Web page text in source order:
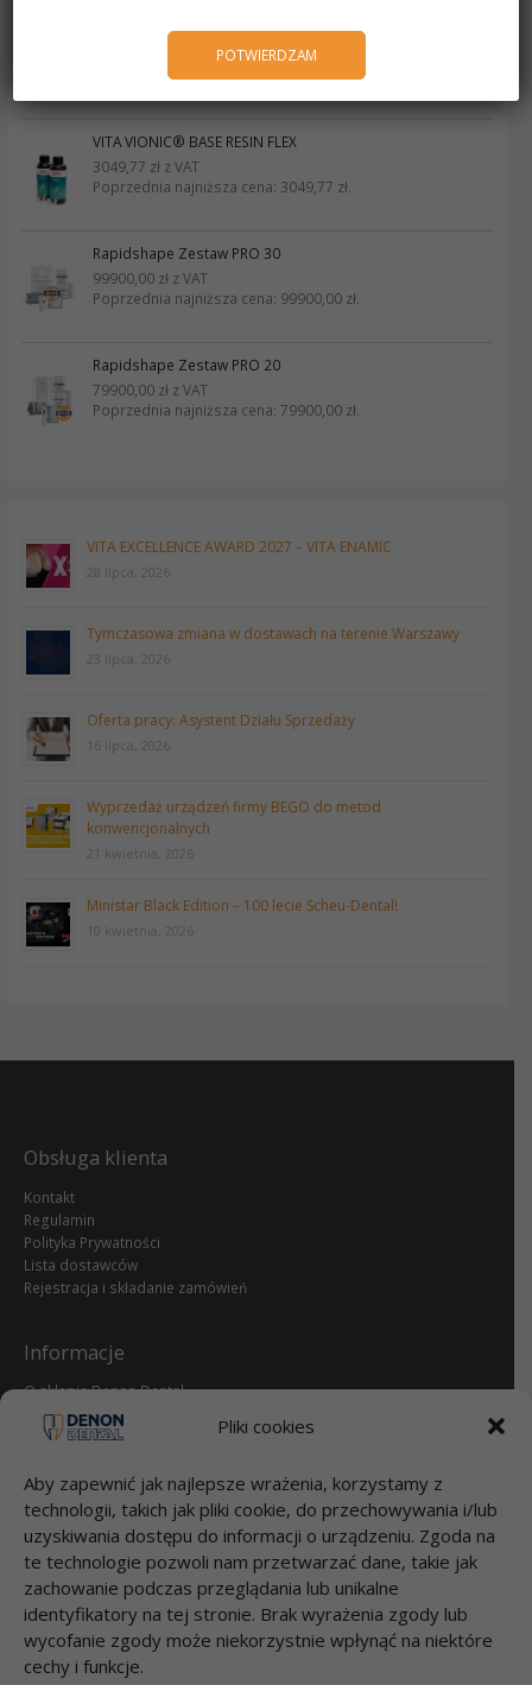
Pliki cookies
Aby zapewnić jak najlepsze wrażenia, korzystamy z
technologii, takich jak pliki cookie, do przechowywania i/lub
uzyskiwania dostępu do informacji o urządzeniu. Zgoda na
te technologie pozwoli nam przetwarzać dane, takie jak
zachowanie podczas przeglądania lub unikalne
identyfikatory na tej stronie. Brak wyrażenia zgody lub
wycofanie zgody może niekorzystnie wpłynąć na niektóre
cechy i funkcje.
Poprzednia najniższa cena:10200,01zł.
VITA VIONIC® BASE RESIN FLEX
3049,77 złz VAT
Poprzednia najniższa cena: 3049,77 zł.
Rapidshape Zestaw PRO 30
99900,00 złz VAT
Poprzednia najniższa cena: 99900,00 zł.
Rapidshape Zestaw PRO 20
79900,00 złz VAT
Poprzednia najniższa cena: 79900,00 zł.
VITA EXCELLENCE AWARD 2027 – VITA ENAMIC
28 lipca, 2026
Tymczasowa zmiana w dostawach na terenie Warszawy
23 lipca, 2026
Oferta pracy: Asystent Działu Sprzedaży
16 lipca, 2026
Wyprzedaż urządzeń firmy BEGO do metod
konwencjonalnych
21 kwietnia, 2026
Ministar Black Edition – 100 lecie Scheu-Dental!
10 kwietnia, 2026
Obsługa klienta
Kontakt
Regulamin
Polityka Prywatności
Lista dostawców
Rejestracja i składanie zamówień
Informacje
O sklepie Denon Dental
Reklamacje i zwroty
dental.pl
Przelewy
Bank Millenium S.A.
95 1160 2202 0000 0000 2812 4826
DENON DENTAL Sp. z o.o.
Łubna 56
05-532 ŁUBNA
POTWIERDZAM